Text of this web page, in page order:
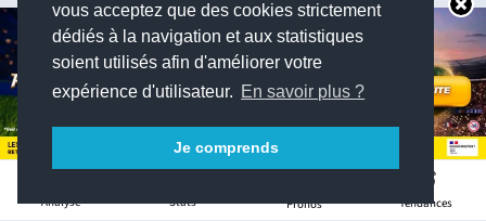
vous acceptez que des cookies strictement
dédiés à la navigation et aux statistiques
soient utilisés afin d'améliorer votre
expérience d'utilisateur. En savoir plus ?
Je comprends
Analyse Stats Pronos Tendances
28 août 2026 à 20:30 Bundesliga
Bayern Munich / VfB Stuttgart
1.28 6.75 8.00